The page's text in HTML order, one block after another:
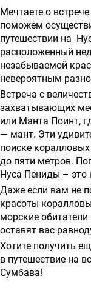
о
услуг
Мечтаете о
поможем
путешествии на
расположенный
незабываемой
невероятным
Встреча с
захватывающих
или Манта Поинт,
— мант. Эти
поиске
до пяти метров.
Нуса Пениды – это
Даже если вам не
красоты
морские
оставят вас
Хотите получить
в путешествие на
Сумбава!